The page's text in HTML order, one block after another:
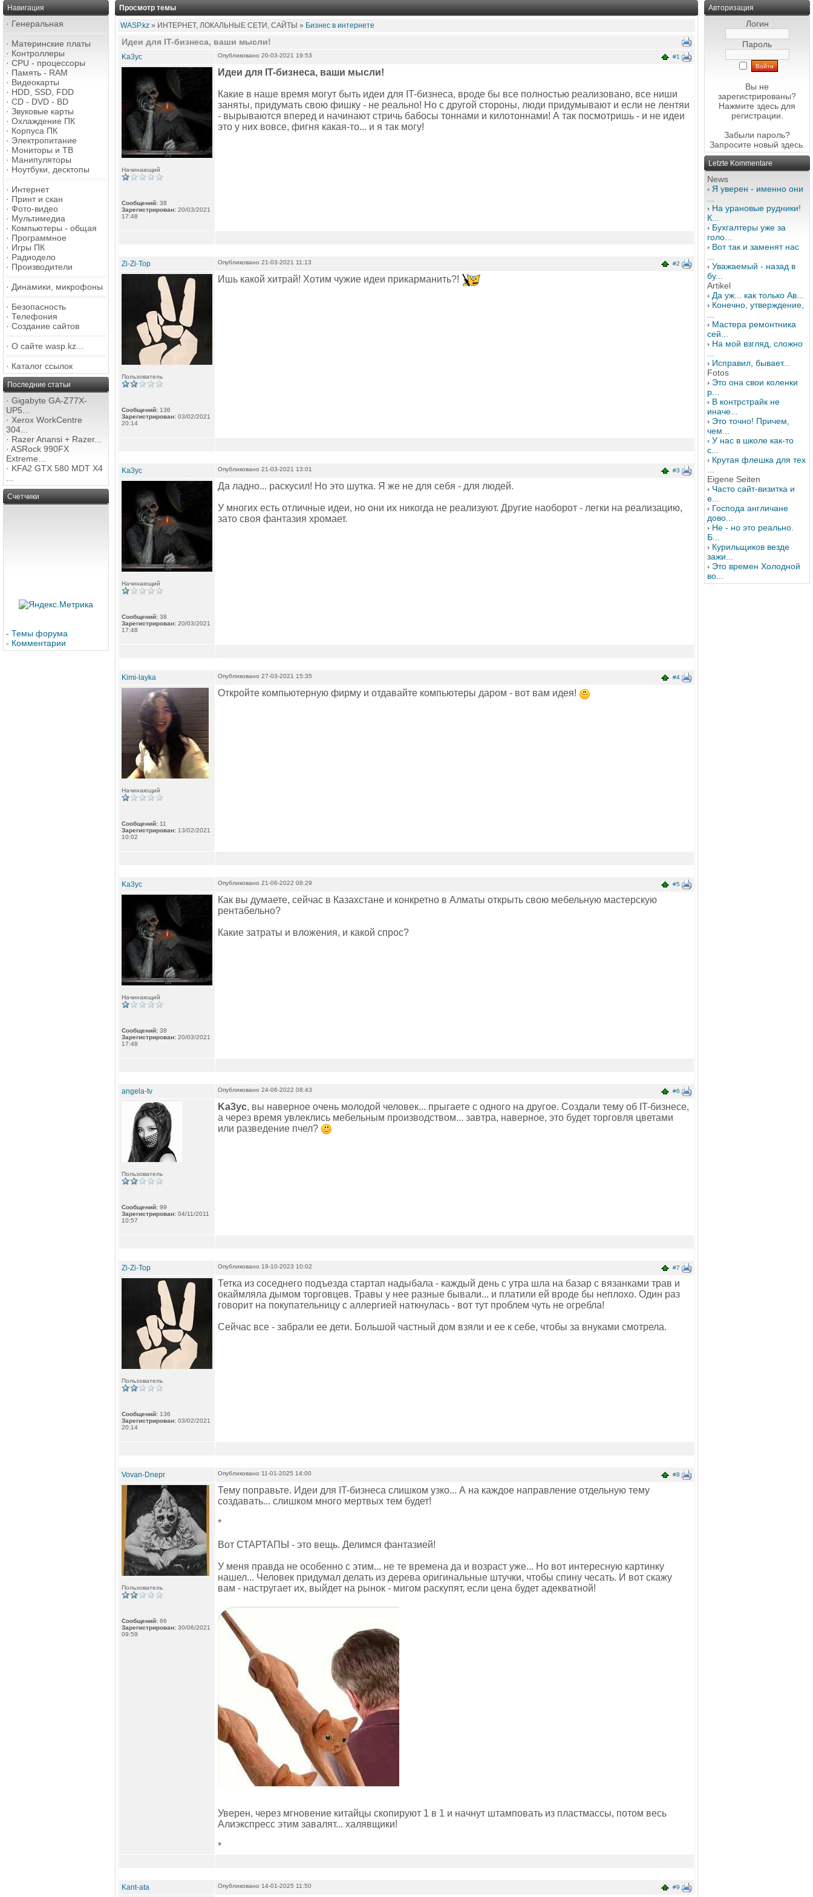
Навигация
· Генеральная
· Материнские платы
· Контроллеры
· CPU - процессоры
· Память - RAM
· Видеокарты
· HDD, SSD, FDD
· CD - DVD - BD
· Звуковые карты
· Охлаждение ПК
· Корпуса ПК
· Электропитание
· Мониторы и ТВ
· Манипуляторы
· Ноутбуки, десктопы
· Интернет
· Принт и скан
· Фото-видео
· Мультимедиа
· Компьютеры - общая
· Программное
· Игры ПК
· Радиодело
· Производители
· Динамики, микрофоны
· Безопасность
· Телефония
· Создание сайтов
· О сайте wasp.kz...
· Каталог ссылок
Последние статьи
· Gigabyte GA-Z77X-
UP5...
· Xerox WorkCentre
304...
· Razer Anansi + Razer...
· ASRock 990FX
Extreme...
· KFA2 GTX 580 MDT X4
Счетчики
- Темы форума
- Комментарии
Просмотр темы
WASP.kz » ИНТЕРНЕТ, ЛОКАЛЬНЫЕ СЕТИ, САЙТЫ » Бизнес в интернете
Идеи для IT-бизнеса, ваши мысли!
Ka3yc #1
Опубликовано 20-03-2021 19:53
Начинающий
Сообщений: 38
Зарегистрирован: 20/03/2021
17:48
Идеи для IT-бизнеса, ваши мысли!
Какие в наше время могут быть идеи для IT-бизнеса, вроде бы все полностью реализовано, все ниши
заняты, придумать свою фишку - не реально! Но с другой стороны, люди придумывают и если не лентяи
- вырываются вперед и начинают стричь бабосы тоннами и килотоннами! А так посмотришь - и не идеи
это у них вовсе, фигня какая-то... и я так могу!
Zi-Zi-Top #2
Опубликовано 21-03-2021 11:13
Пользователь
Сообщений: 136
Зарегистрирован: 03/02/2021
20:14
Ишь какой хитрай! Хотим чужие идеи прикарманить?!
Ka3yc #3
Опубликовано 21-03-2021 13:01
Начинающий
Сообщений: 38
Зарегистрирован: 20/03/2021
17:48
Да ладно... раскусил! Но это шутка. Я же не для себя - для людей.
У многих есть отличные идеи, но они их никогда не реализуют. Другие наоборот - легки на реализацию,
зато своя фантазия хромает.
Kimi-layka #4
Опубликовано 27-03-2021 15:35
Начинающий
Сообщений: 11
Зарегистрирован: 13/02/2021
10:02
Откройте компьютерную фирму и отдавайте компьютеры даром - вот вам идея!
Ka3yc #5
Опубликовано 21-06-2022 08:29
Начинающий
Сообщений: 38
Зарегистрирован: 20/03/2021
17:48
Как вы думаете, сейчас в Казахстане и конкретно в Алматы открыть свою мебельную мастерскую
рентабельно?
Какие затраты и вложения, и какой спрос?
angela-tv #6
Опубликовано 24-06-2022 08:43
Пользователь
Сообщений: 99
Зарегистрирован: 04/11/2011
10:57
Ka3yc, вы наверное очень молодой человек... прыгаете с одного на другое. Создали тему об IT-бизнесе,
а через время увлеклись мебельным производством... завтра, наверное, это будет торговля цветами
или разведение пчел?
Zi-Zi-Top #7
Опубликовано 19-10-2023 10:02
Пользователь
Сообщений: 136
Зарегистрирован: 03/02/2021
20:14
Тетка из соседнего подъезда стартап надыбала - каждый день с утра шла на базар с вязанками трав и
окаймляла дымом торговцев. Травы у нее разные бывали... и платили ей вроде бы неплохо. Один раз
говорит на покупательницу с аллергией наткнулась - вот тут проблем чуть не огребла!
Сейчас все - забрали ее дети. Большой частный дом взяли и ее к себе, чтобы за внуками смотрела.
Vovan-Dnepr #8
Опубликовано 11-01-2025 14:00
Пользователь
Сообщений: 66
Зарегистрирован: 30/06/2021
09:59
Тему поправьте. Идеи для IT-бизнеса слишком узко... А на каждое направление отдельную тему
создавать... слишком много мертвых тем будет!
*
Вот СТАРТАПЫ - это вещь. Делимся фантазией!
У меня правда не особенно с этим... не те времена да и возраст уже... Но вот интересную картинку
нашел... Человек придумал делать из дерева оригинальные штучки, чтобы спину чесать. И вот скажу
вам - настругает их, выйдет на рынок - мигом раскупят, если цена будет адекватной!
Уверен, через мгновение китайцы скопируют 1 в 1 и начнут штамповать из пластмассы, потом весь
Алиэкспресс этим завалят... халявщики!
*
Kant-ata #9
Опубликовано 14-01-2025 11:50
Авторизация
Логин
Пароль
Вы не
зарегистрированы?
Нажмите здесь для
регистрации.
Забыли пароль?
Запросите новый здесь.
Letzte Kommentare
News
Я уверен - именно они
На урановые рудники!
К...
Бухгалтеры уже за
голо...
Вот так и заменят нас
Уважаемый - назад в
бу...
Artikel
Да уж... как только Ав...
Конечно, утверждение,
Мастера ремонтника
сей...
На мой взгляд, сложно
Исправил, бывает...
Fotos
Это она свои коленки
р...
В контрстрайк не
иначе...
Это точно! Причем,
чем...
У нас в школе как-то
с...
Крутая флешка для тех
Eigene Seiten
Часто сайт-визитка и
е...
Господа англичане
дово...
Не - но это реально.
Б...
Курильщиков везде
зажи...
Это времен Холодной
во...